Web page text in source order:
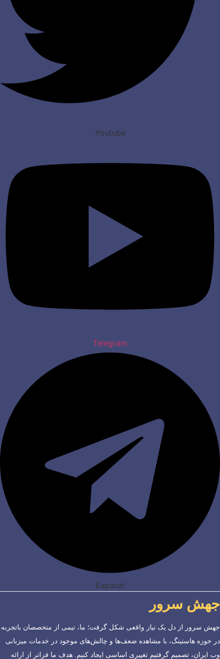
Youtube
Telegram
Eaparat
جهش سرور
جهش سرور از دل یک نیاز واقعی شکل گرفت؛ ما، تیمی از متخصصان باتجربه
در حوزه هاستینگ، با مشاهده ضعف‌ها و چالش‌های موجود در خدمات میزبانی
وب ایران، تصمیم گرفتیم تغییری اساسی ایجاد کنیم. هدف ما فراتر از ارائه